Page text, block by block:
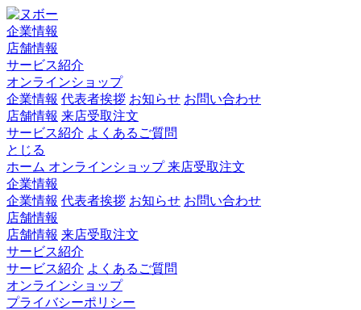
企業情報
店舗情報
サービス紹介
オンラインショップ
企業情報 代表者挨拶 お知らせ お問い合わせ
店舗情報 来店受取注文
サービス紹介 よくあるご質問
とじる
ホーム オンラインショップ来店受取注文
企業情報
企業情報 代表者挨拶 お知らせ お問い合わせ
店舗情報
店舗情報 来店受取注文
サービス紹介
サービス紹介 よくあるご質問
オンラインショップ
プライバシーポリシー